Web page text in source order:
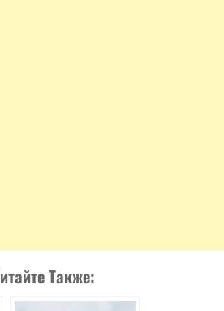
Также: